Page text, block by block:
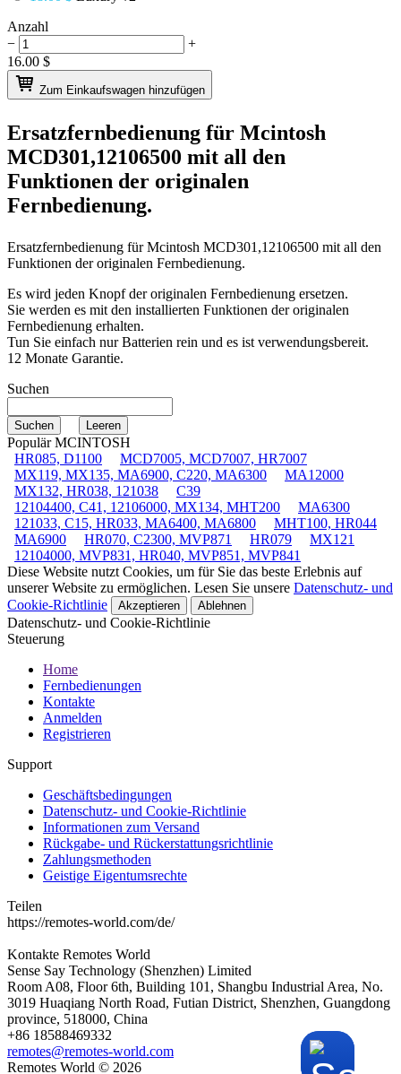
Anzahl
−
+
16.00 $
Zum Einkaufswagen hinzufügen
Ersatzfernbedienung für Mcintosh
MCD301,12106500 mit all den
Funktionen der originalen
Fernbedienung.
Ersatzfernbedienung fürMcintosh MCD301,12106500 mit all den
Funktionen der originalen Fernbedienung.
Es wird jeden Knopf der originalen Fernbedienung ersetzen.
Sie werden es mit den installierten Funktionen der originalen
Fernbedienung erhalten.
Tun Sie einfach nur Batterien rein und es ist verwendungsbereit.
12 Monate Garantie.
Suchen
Populär MCINTOSH
HR085, D1100
MCD7005, MCD7007, HR7007
MX119, MX135, MA6900, C220, MA6300
MA12000
MX132, HR038, 121038
C39
12104400, C41, 12106000, MX134, MHT200
MA6300
121033, C15, HR033, MA6400, MA6800
MHT100, HR044
MA6900
HR070, C2300, MVP871 HR079
MX121
12104000, MVP831, HR040, MVP851, MVP841
Diese Website nutzt Cookies, um für Sie das beste Erlebnis auf
unserer Website zu ermöglichen. Lesen Sie unsere Datenschutz- und
Cookie-Richtlinie
Akzeptieren Ablehnen
Datenschutz- und Cookie-Richtlinie
Steuerung
Home
Fernbedienungen
Kontakte
Anmelden
Registrieren
Support
Geschäftsbedingungen
Datenschutz- und Cookie-Richtlinie
Informationen zum Versand
Rückgabe- und Rückerstattungsrichtlinie
Zahlungsmethoden
Geistige Eigentumsrechte
Teilen
https://remotes-world.com/de/
Kontakte Remotes World
Sense Say Technology (Shenzhen) Limited
Room A08, Floor 6th, Building 101, Shangbu Industrial Area, No.
3019 Huaqiang North Road, Futian District, Shenzhen, Guangdong
province, 518000, China
+86 18588469332
remotes@remotes-world.com
Remotes World © 2026